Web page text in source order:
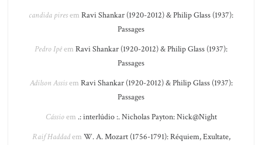
candida piresem Ravi Shankar (1920-2012) & Philip Glass (1937):
Passages
Pedro Ipêem Ravi Shankar (1920-2012) & Philip Glass (1937):
Passages
Adilson Assisem Ravi Shankar (1920-2012) & Philip Glass (1937):
Passages
Cássioem .: interlúdio :. Nicholas Payton: Nick@Night
Raif Haddadem W. A. Mozart (1756-1791): Réquiem, Exultate,